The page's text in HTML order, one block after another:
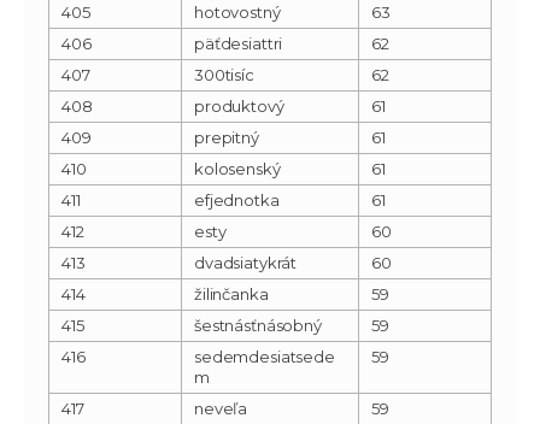
405
hotovostný
63
406
päťdesiattri
62
407
300tisíc
62
408
produktový
61
409
prepitný
61
410
kolosenský
61
411
efjednotka
61
412
esty
60
413
dvadsiatykrát
60
414
žilinčanka
59
415
šestnásťnásobný
59
416
sedemdesiatsede
m
59
417 neveľa 59